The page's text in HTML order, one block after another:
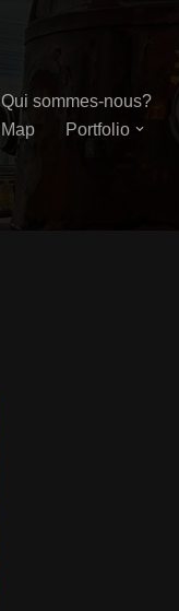
Qui sommes-nous?
Map
Portfolio